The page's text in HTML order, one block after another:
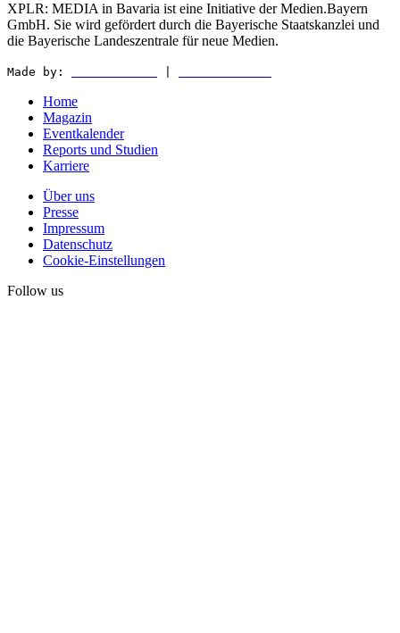
XPLR: MEDIA in Bavaria ist eine Initiative der Medien.Bayern
GmbH. Sie wird gefördert durch die Bayerische Staatskanzlei und
die Bayerische Landeszentrale für neue Medien.
Made by:
Home
Magazin
Eventkalender
Reports und Studien
Karriere
Über uns
Presse
Impressum
Datenschutz
Cookie-Einstellungen
Follow us